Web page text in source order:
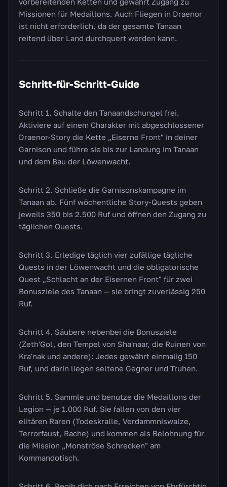
Missionen für Medaillons. Auch Fliegen in Draenor
ist nicht erforderlich, da der gesamte Tanaan
reitend über Land durchquert werden kann.
Schritt-für-Schritt-Guide
Schritt 1. Schalte den Tanaandschungel frei.
Aktiviere auf einem Charakter mit abgeschlossener
Draenor-Story die Kette „Eiserne Front" in deiner
Garnison und führe sie bis zur Landung im Tanaan
und dem Bau der Löwenwacht.
Schritt 2. Schließe die Garnisonskampagne im
Tanaan ab. Fünf wöchentliche Story-Quests geben
jeweils 350 bis 2.500 Ruf und öffnen den Zugang zu
täglichen Quests.
Schritt 3. Erledige täglich vier zufällige tägliche
Quests in der Löwenwacht und die obligatorische
Quest „Schlacht an der Eisernen Front" für zwei
Bonusziele des Tanaan — sie bringt zuverlässig 250
Ruf.
Schritt 4. Säubere nebenbei die Bonusziele
(Zeth'Gol, den Tempel von Sha'naar, die Ruinen von
Kra'nak und andere): Jedes gewährt einmalig 150
Ruf, und darin liegen seltene Gegner und Truhen.
Schritt 5. Sammle und benutze die Medaillons der
Legion — je 1.000 Ruf. Sie fallen von den vier
elitären Raren (Todeskralle, Verdammniswalze,
Terrorfaust, Rache) und kommen als Belohnung für
die Mission „Monströse Schrecken" am
Kommandotisch.